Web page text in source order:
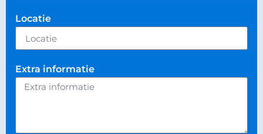
Locatie
Extra informatie